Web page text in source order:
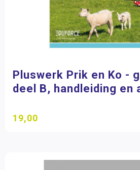
Pluswerk Prik en Ko -
deel B, handleiding en
19,00